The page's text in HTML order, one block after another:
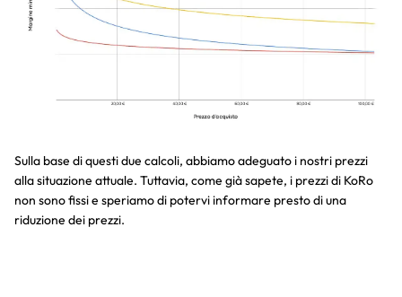
Sulla base di questi due calcoli, abbiamo adeguato i nostri prezzi
alla situazione attuale. Tuttavia, come già sapete, i prezzi di KoRo
non sono fissi e speriamo di potervi informare presto di una
riduzione dei prezzi.